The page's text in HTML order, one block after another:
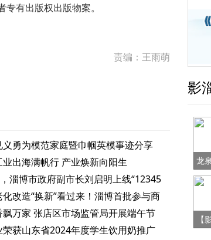
有出版权出版物案。
责编：王雨萌
义勇为模范家庭暨巾帼英模事迹分享
出海满帆行 产业焕新向阳生
淄博市政府副市长刘启明上线“12345
化改造“换新”看过来！淄博首批参与商
名单公示
万家 张店区市场监管局开展端午节
检查
荣获山东省2024年度学生饮用奶推广
影